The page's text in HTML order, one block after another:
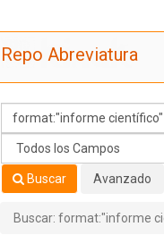
format:"informe científico"
Repo Abreviatura
Buscar Avanzado
Buscar: format:"informe